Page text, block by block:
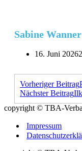
Sabine Wanner
16. Juni 2026
Vorheriger Beitrag
Nächster Beitrag
copyright © TBA-
Impressum